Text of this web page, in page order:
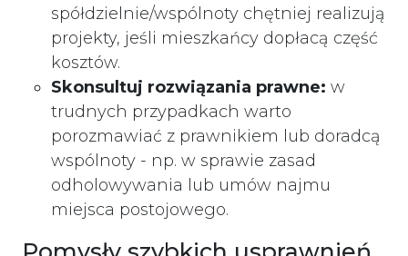
spółdzielnie/wspólnoty chętniej realizują
projekty, jeśli mieszkańcy dopłacą część
kosztów.
Skonsultuj rozwiązania prawne: w
trudnych przypadkach warto
porozmawiać z prawnikiem lub doradcą
wspólnoty - np. w sprawie zasad
odholowywania lub umów najmu
miejsca postojowego.